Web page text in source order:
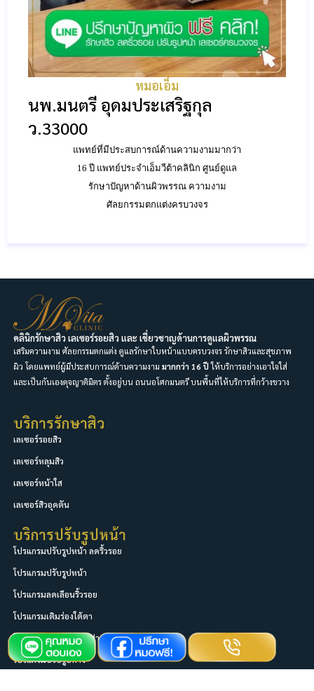
หมอเอ็ม
นพ.มนตรี อุดมประเสริฐกุล
ว.33000
แพทย์ที่มีประสบการณ์ด้านความงามมากว่า
16 ปี แพทย์ประจำเอ็มวีต้าคลินิก ศูนย์ดูแล
รักษาปัญหาด้านผิวพรรณ ความงาม
ศัลยกรรมตกแต่งครบวงจร
คลินิกรักษาสิว เลเซอร์รอยสิว และ เชี่ยวชาญด้านการดูแลผิวพรรณ
เสริมความงาม ศัลยกรรมตกแต่ง ดูแลรักษาใบหน้าแบบครบวงจร รักษาสิวและสุขภาพ
ผิว โดยแพทย์ผู้มีประสบการณ์ด้านความงาม มากกว่า 16 ปีให้บริการอย่างเอาใจใส่
และเป็นกันเองดุจญาติมิตร ตั้งอยู่บน ถนนอโศกมนตรี บนพื้นที่ให้บริการที่กว้างขวาง
บริการรักษาสิว
เลเซอร์รอยสิว
เลเซอร์หลุมสิว
เลเซอร์หน้าใส
เลเซอร์สิวอุดตัน
บริการปรับรูปหน้า
โปรแกรมปรับรูปหน้า ลดริ้วรอย
โปรแกรมปรับรูปหน้า
โปรแกรมลดเลือนริ้วรอย
โปรแกรมเติมร่องใต้ตา
โปรแกรมเติมเต็มริมฝีปาก
โปรแกรมปรับรูปคาง